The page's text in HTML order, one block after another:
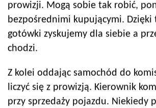
prowizji. Mogą sobie tak robić,
bezpośrednimi kupującymi. Dzięki
gotówki zyskujemy dla siebie a
chodzi.
Z kolei oddając samochód do
liczyć się z prowizją. Kierownik
przy sprzedaży pojazdu. Niekiedy